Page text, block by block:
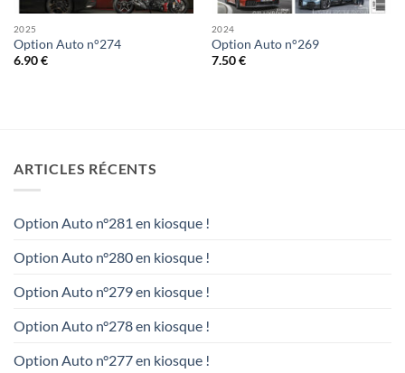
2025
Option Auto n°274
6.90€
2024
Option Auto n°269
7.50€
ARTICLES RÉCENTS
Option Auto n°281 en kiosque !
Option Auto n°280 en kiosque !
Option Auto n°279 en kiosque !
Option Auto n°278 en kiosque !
Option Auto n°277 en kiosque !